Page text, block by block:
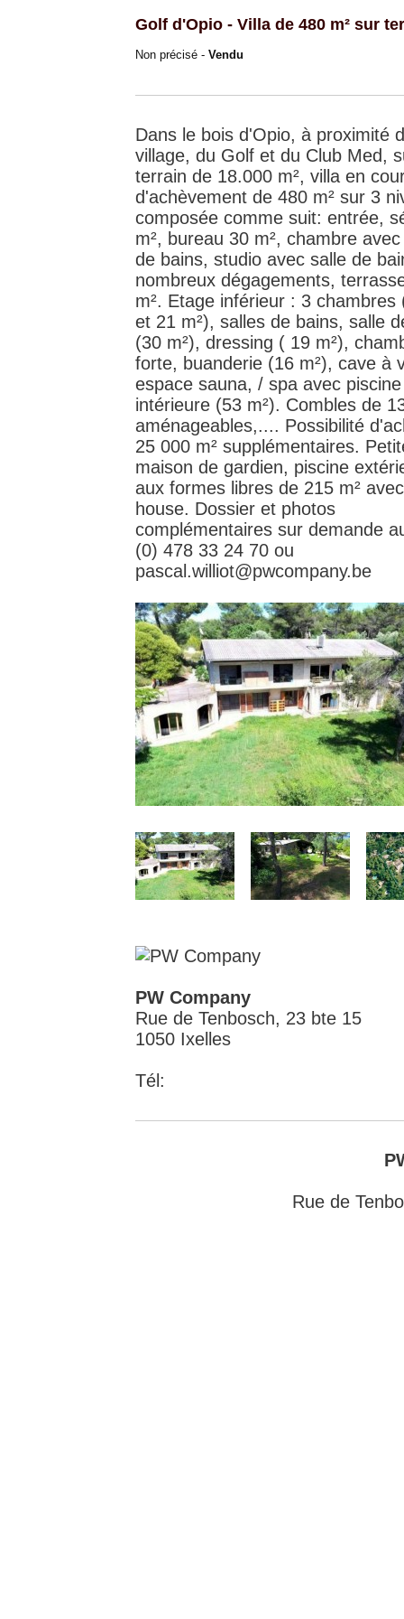
Golf d'Opio - Villa de 480 m² sur
Non précisé - Vendu
Dans le bois d'Opio, à proximité
village, du Golf et du Club Med,
terrain de 18.000 m², villa en
d'achèvement de 480 m² sur 3
composée comme suit: entrée,
m², bureau 30 m², chambre
de bains, studio avec salle de
nombreux dégagements,
m². Etage inférieur : 3 chambres
et 21 m²), salles de bains, salle
(30 m²), dressing ( 19 m²),
forte, buanderie (16 m²), cave à
espace sauna, / spa avec piscine
intérieure (53 m²). Combles de
aménageables,.... Possibilité
25 000 m² supplémentaires.
maison de gardien, piscine
aux formes libres de 215 m²
house. Dossier et photos
complémentaires sur demande
(0) 478 33 24 70 ou
pascal.williot@pwcompany.be
PW Company
Rue de Tenbosch, 23 bte 15
1050 Ixelles
Tél:
Rue de